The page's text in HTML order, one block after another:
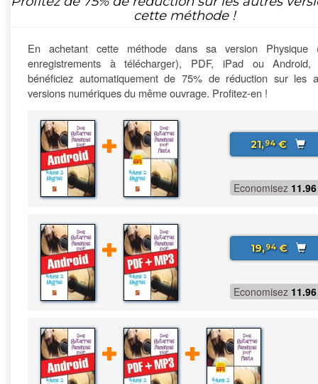
cette méthode !
En achetant cette méthode dans sa version Physique
enregistrements à télécharger), PDF, iPad ou Android,
bénéficiez automatiquement de 75% de réduction sur les
versions numériques du même ouvrage. Profitez-en !
21,94€
Economisez 11.96
19,94€
Economisez 11.96